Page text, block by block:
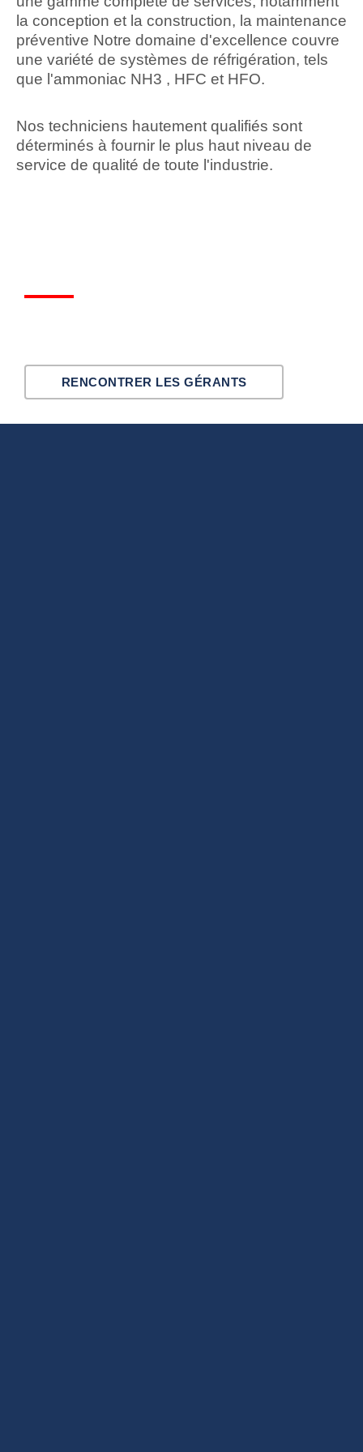
la conception et la construction, la maintenance
préventive Notre domaine d'excellence couvre
une variété de systèmes de réfrigération, tels
que l'ammoniac NH3 , HFC et HFO.
Nos techniciens hautement qualifiés sont
déterminés à fournir le plus haut niveau de
service de qualité de toute l'industrie.
RENCONTRER LES GÉRANTS